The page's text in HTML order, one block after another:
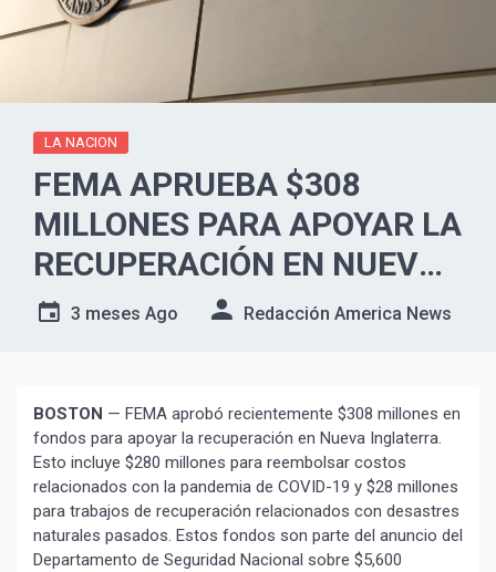
LA NACION
FEMA APRUEBA $308
MILLONES PARA APOYAR LA
RECUPERACIÓN EN NUEVA
INGLATERRA
3 meses Ago Redacción America News
BOSTON — FEMA aprobó recientemente $308 millones en
fondos para apoyar la recuperación en Nueva Inglaterra.
Esto incluye $280 millones para reembolsar costos
relacionados con la pandemia de COVID-19 y $28 millones
para trabajos de recuperación relacionados con desastres
naturales pasados. Estos fondos son parte del anuncio del
Departamento de Seguridad Nacional sobre $5,600